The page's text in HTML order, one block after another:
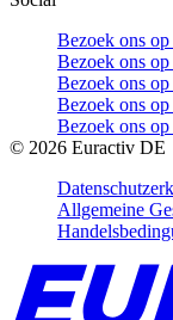
Bezoek ons
Bezoek ons
Bezoek ons op
Bezoek ons op
Bezoek ons
© 2026 Euractiv DE
Allgemeine